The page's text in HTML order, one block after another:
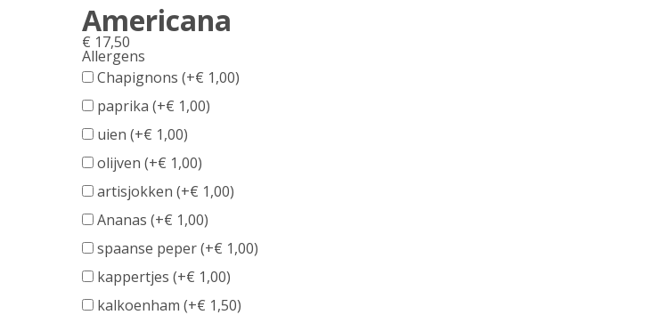
Americana
€ 17,50
Allergens
Product
allergen
information
Chapignons (+€ 1,00)
paprika (+€ 1,00)
uien (+€ 1,00)
olijven (+€ 1,00)
artisjokken (+€ 1,00)
Ananas (+€ 1,00)
spaanse peper (+€ 1,00)
kappertjes (+€ 1,00)
kalkoenham (+€ 1,50)